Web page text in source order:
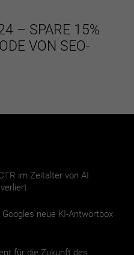
– SPARE 15%
VON SEO-
im Zeitalter von AI
Googles neue KI-Antwortbox
für die Zukunft des